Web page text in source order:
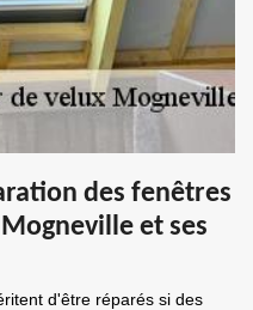
des fenêtres
et ses
d'être réparés si des